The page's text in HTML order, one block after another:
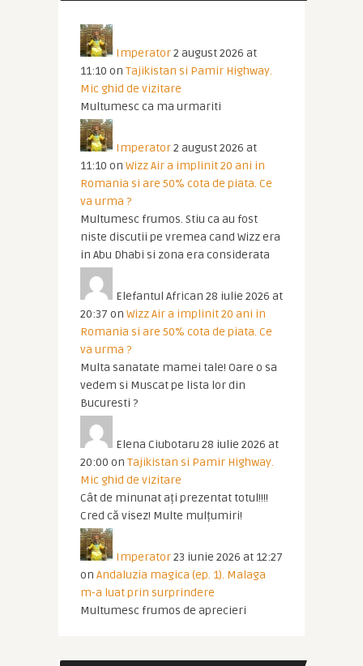
Imperator2 august 2026 at
11:10 on Tajikistan si Pamir Highway.
Mic ghid de vizitare
Multumesc ca ma urmariti
Imperator2 august 2026 at
11:10 on Wizz Air a implinit 20 ani in
Romania si are 50% cota de piata. Ce
va urma ?
Multumesc frumos. Stiu ca au fost
niste discutii pe vremea cand Wizz era
in Abu Dhabi si zona era considerata
Elefantul African 28 iulie 2026 at
20:37 on Wizz Air a implinit 20 ani in
Romania si are 50% cota de piata. Ce
va urma ?
Multa sanatate mamei tale! Oare o sa
vedem si Muscat pe lista lor din
Bucuresti ?
Elena Ciubotaru 28 iulie 2026 at
20:00 on Tajikistan si Pamir Highway.
Mic ghid de vizitare
Cât de minunat ați prezentat totul!!!!
Cred că visez! Multe mulțumiri!
Imperator23 iunie 2026 at 12:27
on Andaluzia magica (ep. 1). Malaga
m-a luat prin surprindere
Multumesc frumos de aprecieri